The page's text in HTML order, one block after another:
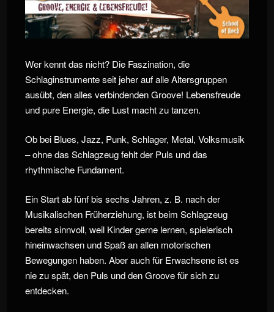
Wer kennt das nicht? Die Faszination, die
Schlaginstrumente seit jeher auf alle Altersgruppen
ausübt, den alles verbindenden Groove! Lebensfreude
und pure Energie, die Lust macht zu tanzen.
Ob bei Blues, Jazz, Punk, Schlager, Metal, Volksmusik
– ohne das Schlagzeug fehlt der Puls und das
rhythmische Fundament.
Ein Start ab fünf bis sechs Jahren, z. B. nach der
Musikalischen Früherziehung, ist beim Schlagzeug
bereits sinnvoll, weil Kinder gerne lernen, spielerisch
hineinwachsen und Spaß an allen motorischen
Bewegungen haben. Aber auch für Erwachsene ist es
nie zu spät, den Puls und den Groove für sich zu
entdecken.